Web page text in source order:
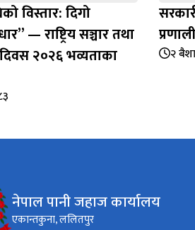
विस्तार: दिगो
— राष्ट्रिय सञ्चार तथा
२०२६ भव्यताका
२
नेपाल पानी जहाज कार्यालय
एकान्तकुना, ललितपुर